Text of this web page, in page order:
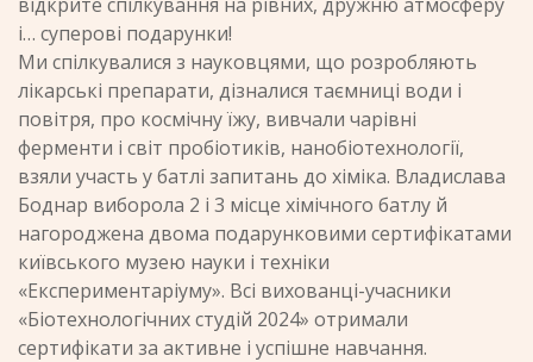
і… суперові подарунки!
Ми спілкувалися з науковцями, що розробляють
лікарські препарати, дізналися таємниці води і
повітря, про космічну їжу, вивчали чарівні
ферменти і світ пробіотиків, нанобіотехнології,
взяли участь у батлі запитань до хіміка. Владислава
Боднар виборола 2 і 3 місце хімічного батлу й
нагороджена двома подарунковими сертифікатами
київського музею науки і техніки
«Експериментаріуму». Всі вихованці-учасники
«Біотехнологічних студій 2024» отримали
сертифікати за активне і успішне навчання.